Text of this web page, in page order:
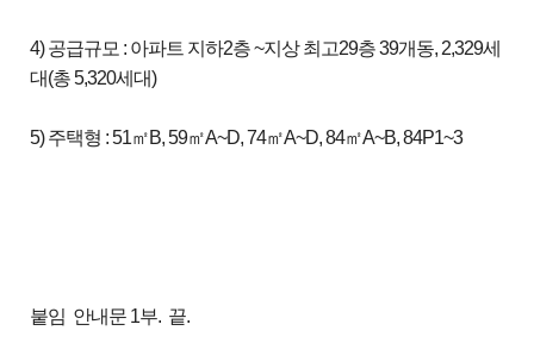
4) 공급규모 : 아파트 지하2층 ~지상 최고29층 39개동, 2,329세
대(총 5,320세대)
5) 주택형 : 51㎡B, 59㎡A~D, 74㎡A~D, 84㎡A~B, 84P1~3
붙임 안내문 1부. 끝.